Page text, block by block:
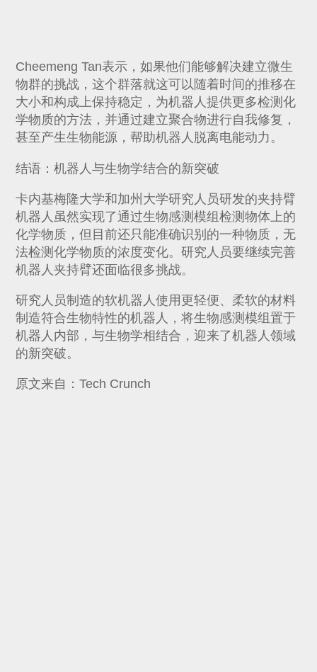
Cheemeng Tan表示，如果他们能够解决建立微生
物群的挑战，这个群落就这可以随着时间的推移在
大小和构成上保持稳定，为机器人提供更多检测化
学物质的方法，并通过建立聚合物进行自我修复，
甚至产生生物能源，帮助机器人脱离电能动力。
结语：机器人与生物学结合的新突破
卡内基梅隆大学和加州大学研究人员研发的夹持臂
机器人虽然实现了通过生物感测模组检测物体上的
化学物质，但目前还只能准确识别的一种物质，无
法检测化学物质的浓度变化。研究人员要继续完善
机器人夹持臂还面临很多挑战。
研究人员制造的软机器人使用更轻便、柔软的材料
制造符合生物特性的机器人，将生物感测模组置于
机器人内部，与生物学相结合，迎来了机器人领域
的新突破。
原文来自：Tech Crunch